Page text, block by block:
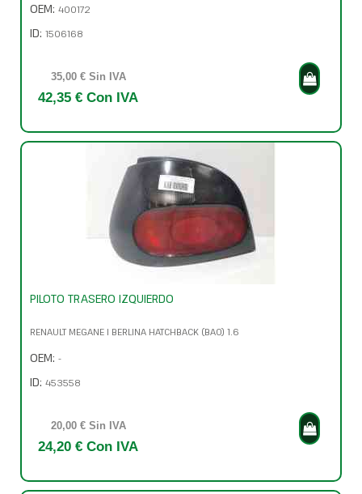
OEM: 400172
ID: 1506168
35,00 € Sin IVA
42,35 € Con IVA
PILOTO TRASERO IZQUIERDO
RENAULT MEGANE I BERLINA HATCHBACK (BA0) 1.6
OEM: -
ID: 453558
20,00 € Sin IVA
24,20 € Con IVA